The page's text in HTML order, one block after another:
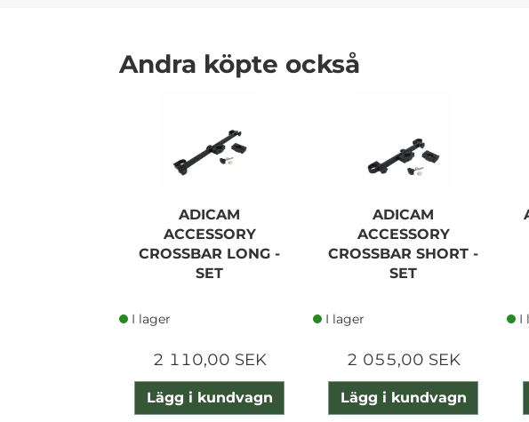
Andra köpte också
ADICAM
ACCESSORY
CROSSBAR LONG -
SET
I lager
2 110,00 SEK
Lägg i kundvagn
ADICAM
ACCESSORY
CROSSBAR SHORT -
SET
I lager
2 055,00 SEK
Lägg i kundvagn
I